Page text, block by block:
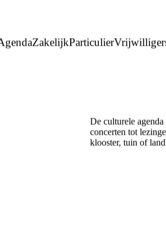
ZakelijkParticulier
De culturele
concerten tot
klooster, tuin of